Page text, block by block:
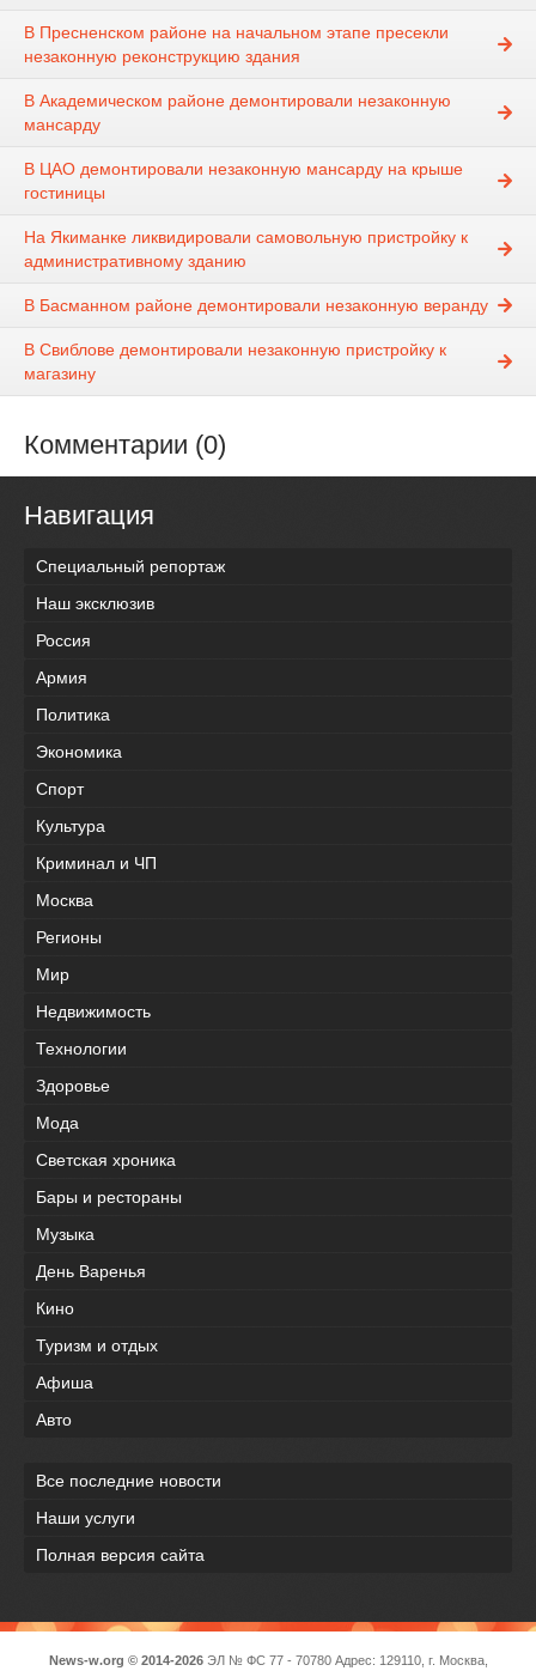
В Пресненском районе на начальном этапе пресекли
незаконную реконструкцию здания
В Академическом районе демонтировали незаконную
мансарду
В ЦАО демонтировали незаконную мансарду на крыше
гостиницы
На Якиманке ликвидировали самовольную пристройку к
административному зданию
В Басманном районе демонтировали незаконную веранду
В Свиблове демонтировали незаконную пристройку к
магазину
Комментарии (0)
Навигация
Специальный репортаж
Наш эксклюзив
Россия
Армия
Политика
Экономика
Спорт
Культура
Криминал и ЧП
Москва
Регионы
Мир
Недвижимость
Технологии
Здоровье
Мода
Светская хроника
Бары и рестораны
Музыка
День Варенья
Кино
Туризм и отдых
Афиша
Авто
Все последние новости
Наши услуги
Полная версия сайта
News-w.org © 2014-2026ЭЛ № ФС 77 - 70780 Адрес: 129110, г. Москва,